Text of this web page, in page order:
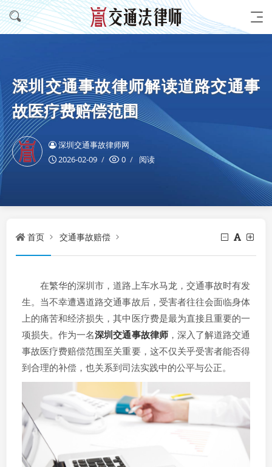
深圳交通事故律师解读道路交通事
故医疗费赔偿范围
深圳交通事故律师网
2026-02-09
0 阅读
首页 交通事故赔偿
在繁华的深圳市，道路上车水马龙，交通事故时有发
生。当不幸遭遇道路交通事故后，受害者往往会面临身体
上的痛苦和经济损失，其中医疗费是最为直接且重要的一
项损失。作为一名深圳交通事故律师，深入了解道路交通
事故医疗费赔偿范围至关重要，这不仅关乎受害者能否得
到合理的补偿，也关系到司法实践中的公平与公正。